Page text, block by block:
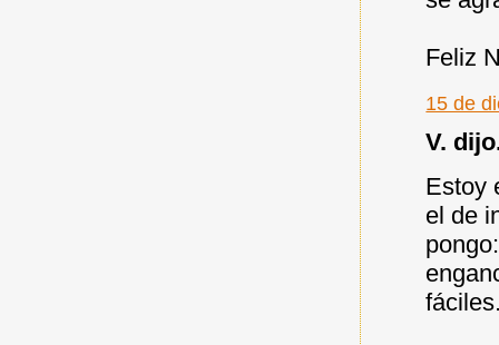
Feliz
15 de
V.
Estoy
el de